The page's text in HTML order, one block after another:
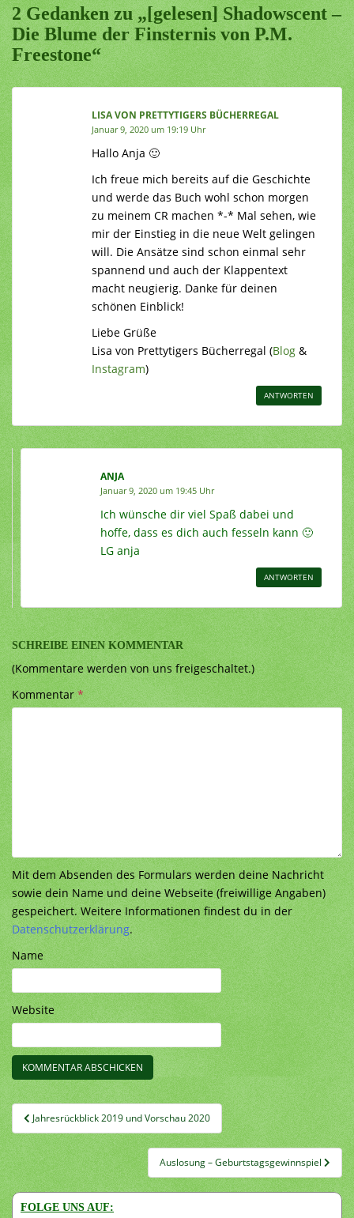
2 Gedanken zu „[gelesen] Shadowscent –
Die Blume der Finsternis von P.M.
Freestone“
LISA VON PRETTYTIGERS BÜCHERREGAL
Januar 9, 2020 um 19:19 Uhr
Hallo Anja 🙂
Ich freue mich bereits auf die Geschichte
und werde das Buch wohl schon morgen
zu meinem CR machen *-* Mal sehen, wie
mir der Einstieg in die neue Welt gelingen
will. Die Ansätze sind schon einmal sehr
spannend und auch der Klappentext
macht neugierig. Danke für deinen
schönen Einblick!
Liebe Grüße
Lisa von Prettytigers Bücherregal (Blog &
Instagram)
ANTWORTEN
ANJA
Januar 9, 2020 um 19:45 Uhr
Ich wünsche dir viel Spaß dabei und
hoffe, dass es dich auch fesseln kann 🙂
LG anja
ANTWORTEN
SCHREIBE EINEN KOMMENTAR
(Kommentare werden von uns freigeschaltet.)
Kommentar*
Mit dem Absenden des Formulars werden deine Nachricht
sowie dein Name und deine Webseite (freiwillige Angaben)
gespeichert. Weitere Informationen findest du in der
Datenschutzerklärung.
Name
Website
Beitragsnavigation
Jahresrückblick 2019 und Vorschau 2020
Auslosung – Geburtstagsgewinnspiel
FOLGE UNS AUF: